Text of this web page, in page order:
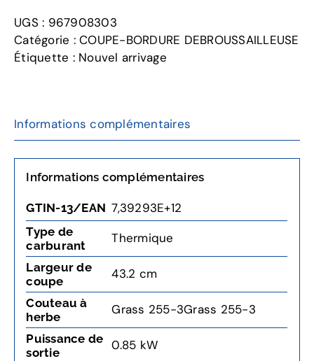
325L
Débroussailleuse
UGS : 967908303
Catégorie :COUPE-BORDURE DEBROUSSAILLEUSE
Étiquette : Nouvel arrivage
Informations complémentaires
Informations complémentaires
GTIN-13/EAN 7,39293E+12
Type de
carburant
Thermique
Largeur de
coupe
43.2 cm
Couteau à
herbe
Grass 255-3Grass 255-3
Puissance de
sortie
0.85 kW